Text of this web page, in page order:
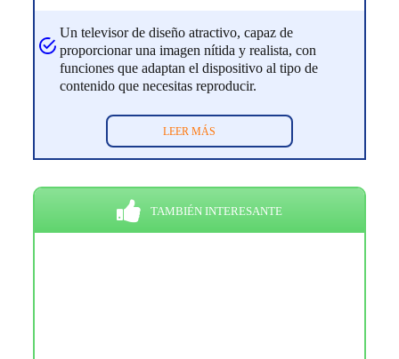
Un televisor de diseño atractivo, capaz de
proporcionar una imagen nítida y realista, con
funciones que adaptan el dispositivo al tipo de
contenido que necesitas reproducir.
LEER MÁS
TAMBIÉN INTERESANTE